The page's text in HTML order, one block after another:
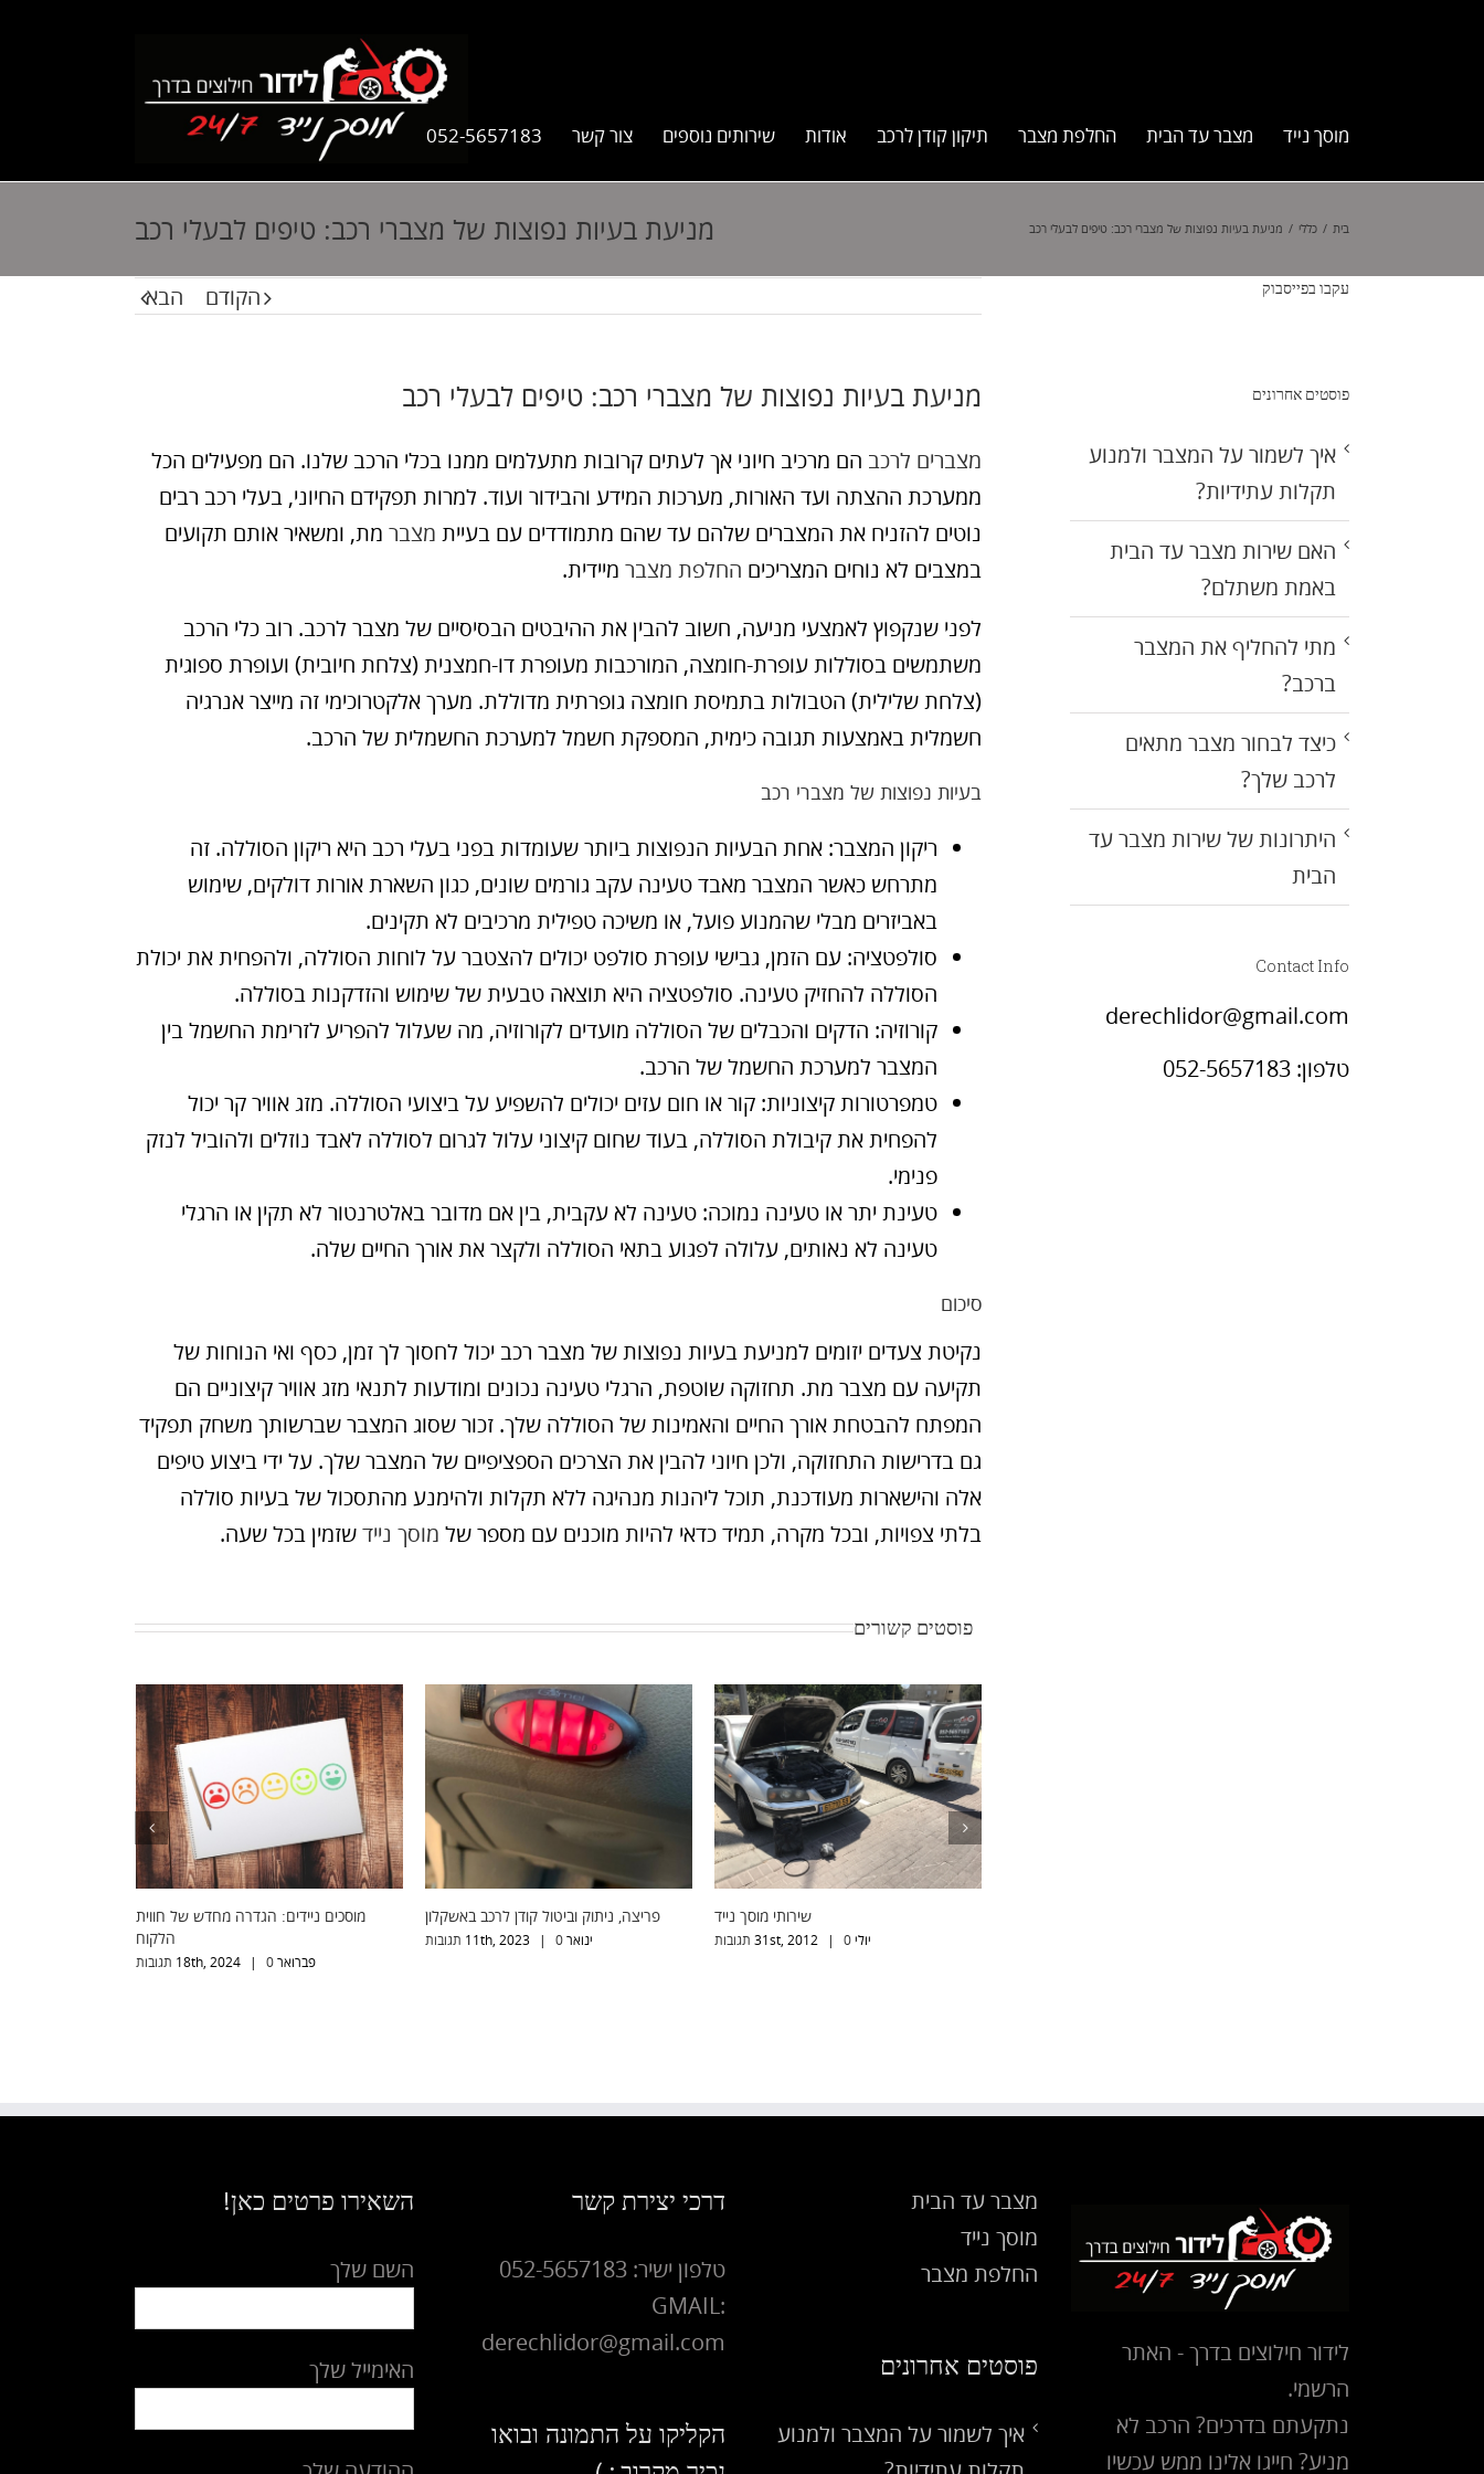
מוסך נייד מצבר עד הבית החלפת מצבר תיקון קודן לרכב אודות שירותים נוספים צור קשר 052-5657183
מניעת בעיות נפוצות של מצברי רכב: טיפים לבעלי רכב בית / כללי / מניעת בעיות נפוצות של מצברי רכב: טיפים לבעלי רכב
הקודם הבא
מניעת בעיות נפוצות של מצברי רכב: טיפים לבעלי רכב
מצברים לרכב הם מרכיב חיוני אך לעתים קרובות מתעלמים ממנו בכלי הרכב שלנו. הם מפעילים הכל
ממערכת ההצתה ועד האורות, מערכות המידע והבידור ועוד. למרות תפקידם החיוני, בעלי רכב רבים
נוטים להזניח את המצברים שלהם עד שהם מתמודדים עם בעיית מצבר מת, ומשאיר אותם תקועים
במצבים לא נוחים המצריכים החלפת מצבר מיידית.
לפני שנקפוץ לאמצעי מניעה, חשוב להבין את ההיבטים הבסיסיים של מצבר לרכב. רוב כלי הרכב
משתמשים בסוללות עופרת-חומצה, המורכבות מעופרת דו-חמצנית (צלחת חיובית) ועופרת ספוגית
(צלחת שלילית) הטבולות בתמיסת חומצה גופרתית מדוללת. מערך אלקטרוכימי זה מייצר אנרגיה
חשמלית באמצעות תגובה כימית, המספקת חשמל למערכת החשמלית של הרכב.
בעיות נפוצות של מצברי רכב
ריקון המצבר: אחת הבעיות הנפוצות ביותר שעומדות בפני בעלי רכב היא ריקון הסוללה. זה
מתרחש כאשר המצבר מאבד טעינה עקב גורמים שונים, כגון השארת אורות דולקים, שימוש
באביזרים מבלי שהמנוע פועל, או משיכה טפילית מרכיבים לא תקינים.
סולפטציה: עם הזמן, גבישי עופרת סולפט יכולים להצטבר על לוחות הסוללה, ולהפחית את יכולת
הסוללה להחזיק טעינה. סולפטציה היא תוצאה טבעית של שימוש והזדקנות בסוללה.
קורוזיה: הדקים והכבלים של הסוללה מועדים לקורוזיה, מה שעלול להפריע לזרימת החשמל בין
המצבר למערכת החשמל של הרכב.
טמפרטורות קיצוניות: קור או חום עזים יכולים להשפיע על ביצועי הסוללה. מזג אוויר קר יכול
להפחית את קיבולת הסוללה, בעוד שחום קיצוני עלול לגרום לסוללה לאבד נוזלים ולהוביל לנזק
פנימי.
טעינת יתר או טעינה נמוכה: טעינה לא עקבית, בין אם מדובר באלטרנטור לא תקין או הרגלי
טעינה לא נאותים, עלולה לפגוע בתאי הסוללה ולקצר את אורך החיים שלה.
סיכום
נקיטת צעדים יזומים למניעת בעיות נפוצות של מצבר רכב יכול לחסוך לך זמן, כסף ואי הנוחות של
תקיעה עם מצבר מת. תחזוקה שוטפת, הרגלי טעינה נכונים ומודעות לתנאי מזג אוויר קיצוניים הם
המפתח להבטחת אורך החיים והאמינות של הסוללה שלך. זכור שסוג המצבר שברשותך משחק תפקיד
גם בדרישות התחזוקה, ולכן חיוני להבין את הצרכים הספציפיים של המצבר שלך. על ידי ביצוע טיפים
אלה והישארות מעודכנת, תוכל ליהנות מנהיגה ללא תקלות ולהימנע מהתסכול של בעיות סוללה
בלתי צפויות, ובכל מקרה, תמיד כדאי להיות מוכנים עם מספר של מוסך ניידשזמין בכל שעה.
פוסטים קשורים
מוסכים ניידים: הגדרה מחדש של חווית
פברואר 18th, 2024 | 0 תגובות
פריצה, ניתוק וביטול קודן לרכב באשקלון
ינואר 11th, 2023 | 0 תגובות
שירותי מוסך נייד
יולי 31st, 2012 | 0 תגובות
עקבו בפייסבוק
פוסטים אחרונים
איך לשמור על המצבר ולמנוע
תקלות עתידיות?
האם שירות מצבר עד הבית
באמת משתלם?
מתי להחליף את המצבר
ברכב?
כיצד לבחור מצבר מתאים
לרכב שלך?
היתרונות של שירות מצבר עד
הבית
Contact Info
derechlidor@gmail.com
טלפון: 052-5657183
לידור חילוצים בדרך - האתר
הרשמי.
נתקעתם בדרכים? הרכב לא
מניע? חייגו אלינו ממש עכשיו
מצבר עד הבית
מוסך נייד
החלפת מצבר
פוסטים אחרונים
איך לשמור על המצבר ולמנוע
תקלות עתידיות?
דרכי יצירת קשר
טלפון ישיר: 052-5657183
GMAIL:
derechlidor@gmail.com
הקליקו על התמונה ובואו
נכיר מקרוב : )
השאירו פרטים כאן!
השם שלך
האימייל שלך
ההודעה שלך